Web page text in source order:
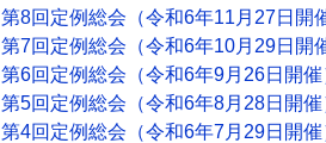
第8回定例総会（令和6年11月27日開
第7回定例総会（令和6年10月29日開
第6回定例総会（令和6年9月26日開催
第5回定例総会（令和6年8月28日開催
第4回定例総会（令和6年7月29日開催